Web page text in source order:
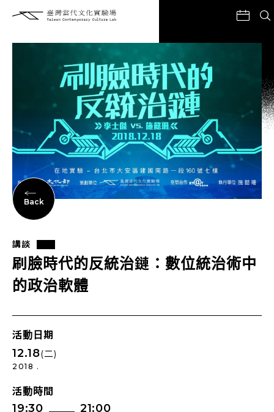
Back
講談
刷臉時代的反統治鏈：數位統治術中
的政治軟體
活動日期
12.18(二)
2018 .
活動時間
19:30 21:00